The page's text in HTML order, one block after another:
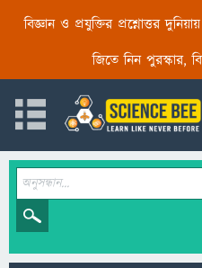
বিজ্ঞান ও প্রযুক্তির প্রশ্নোত্তর
জিতে নিন পুরস্কার,